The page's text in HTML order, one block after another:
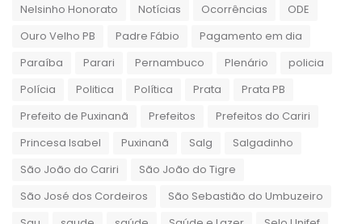
Nelsinho Honorato
Notícias Ocorrências
ODE
Ouro Velho PB
Padre Fábio
Pagamento em dia
Paraíba
Parari Pernambuco Plenário
policia
Polícia
Politica Política Prata
Prata PB
Prefeito de Puxinanã
Prefeitos
Prefeitos do Cariri
Princesa Isabel
Puxinanã Salg
Salgadinho
São João do Cariri
São João do Tigre
São José dos Cordeiros
São Sebastião do Umbuzeiro